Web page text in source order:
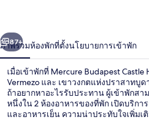
า
ถัดไป
87+
ภาพรวมห้องพักที่ตั้งนโยบายการเข้าพัก
เมื่อเข้าพักที่ Mercure Budapest
Vermezo และ เขาวงกตแห่งปราสาทบูด
ถ้าอยากหาอะไรรับประทาน ผู้เข้าพักสา
หนึ่งใน 2 ห้องอาหารของที่พัก เปิดบริกา
และอาหารเย็น ความน่าประทับใจเพิ่ม